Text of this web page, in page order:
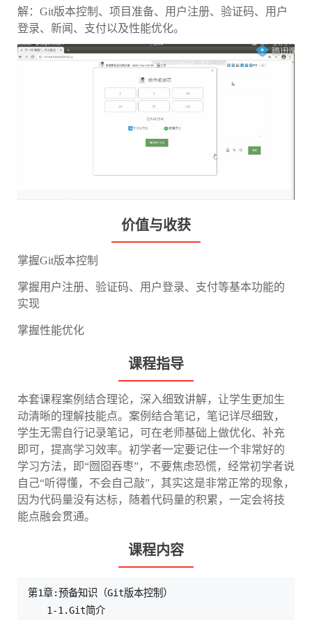
解：Git版本控制、项目准备、用户注册、验证码、用户
登录、新闻、支付以及性能优化。
价值与收获
掌握Git版本控制
掌握用户注册、验证码、用户登录、支付等基本功能的
实现
掌握性能优化
课程指导
本套课程案例结合理论，深入细致讲解，让学生更加生
动清晰的理解技能点。案例结合笔记，笔记详尽细致，
学生无需自行记录笔记，可在老师基础上做优化、补充
即可，提高学习效率。初学者一定要记住一个非常好的
学习方法，即“囫囵吞枣”，不要焦虑恐慌，经常初学者说
自己“听得懂，不会自己敲”，其实这是非常正常的现象，
因为代码量没有达标，随着代码量的积累，一定会将技
能点融会贯通。
课程内容
第1章:预备知识（Git版本控制）
    1-1.Git简介